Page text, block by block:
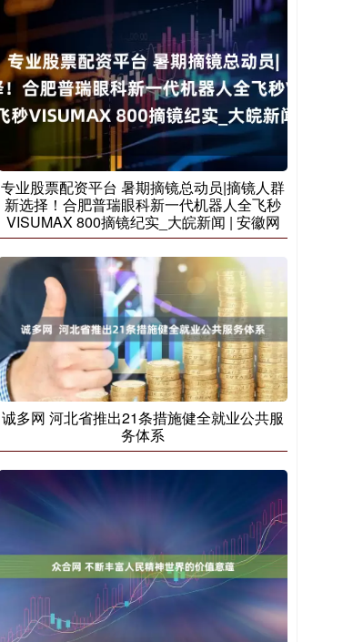
专业股票配资平台 暑期摘镜总动员|摘镜人群
新选择！合肥普瑞眼科新一代机器人全飞秒
VISUMAX 800摘镜纪实_大皖新闻 | 安徽网
诚多网 河北省推出21条措施健全就业公共服
务体系